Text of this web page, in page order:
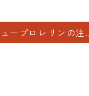
リュープロレ